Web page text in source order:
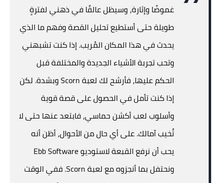
غموضًا وإثارة، وسيظل عالقًا في ذهني لفترةٍ
طويلة حتى أستطيع تحليل القصة وفهم ما الذي
يحدث في هذا المكان المُريب. إذا كنت تشبهني
وتحب تجربة الأشياء الجديدة والمختلفة قبل
الحكم عليها، فأرشح لك لعبة Scorn وبشدة. لكن
إذا كنت تأمل في الحصول على قصة قوية
وأسلوب لعب أكشن حماسي، فابتعد عنها حتى لا
تُخيب آمالك. على أي حال من الأحوال، أظن أنه
يحب أن نرفع القبعة لاستوديو Ebb Software
ونحتفل بما أنجزوه مع لعبة Scorn. ففي الوقت